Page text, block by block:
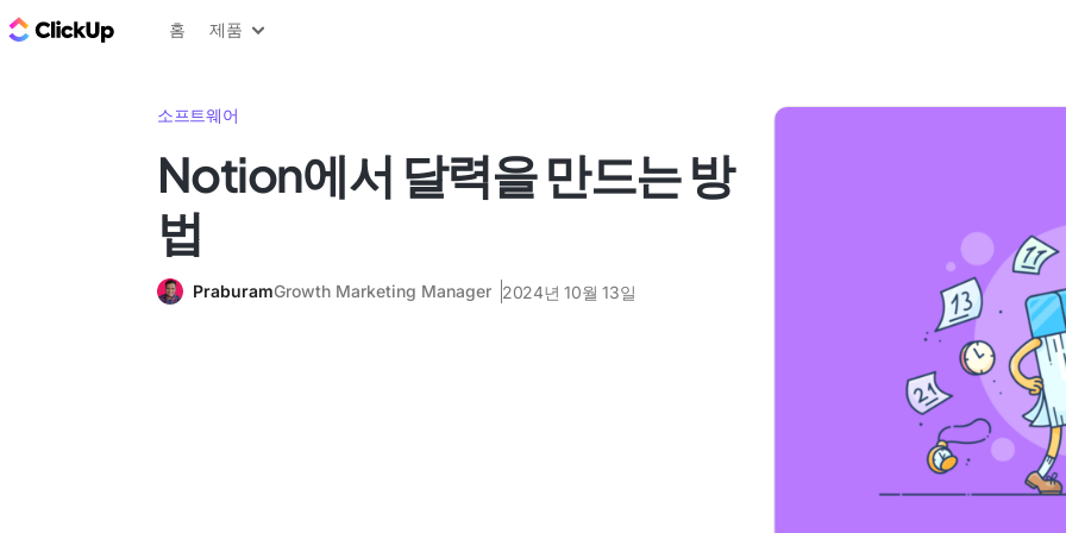
ClickUp 블로그
홈 제품
소프트웨어
Notion에서 달력을 만드는 방
법
PraburamGrowth Marketing Manager 2024년 10월 13일